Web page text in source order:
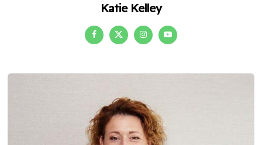
Katie Kelley